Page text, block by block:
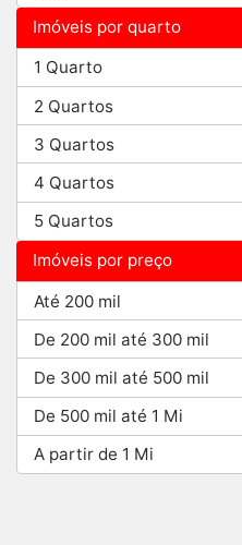
Imóveis por quarto
1 Quarto
2 Quartos
3 Quartos
4 Quartos
5 Quartos
Imóveis por preço
Até 200 mil
De 200 mil até 300 mil
De 300 mil até 500 mil
De 500 mil até 1 Mi
A partir de 1 Mi